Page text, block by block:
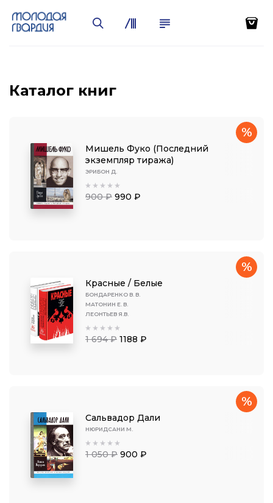
Каталог книг
Мишель Фуко (Последний
экземпляр тиража)
ЭРИБОН Д.
900 ₽ 990 ₽
%
Красные / Белые
БОНДАРЕНКО В. В.
МАТОНИН Е. В.
ЛЕОНТЬЕВ Я.В.
1 694 ₽ 1188 ₽
%
Сальвадор Дали
НЮРИДСАНИ М.
1 050 ₽ 900 ₽
%